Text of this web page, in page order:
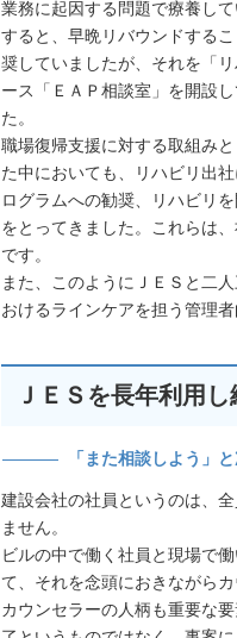
業務に起因する問題で療養し
すると、早晩リバウンドする
奨していましたが、それを「
ース「ＥＡＰ相談室」を開設
た。
職場復帰支援に対する取組み
た中においても、リハビリ出
ログラムへの勧奨、リハビリ
をとってきました。これらは
です。
また、このようにＪＥＳと二
おけるラインケアを担う管理
ＪＥＳを長年利用
「また相談しよう」
建設会社の社員というのは、
ません。
ビルの中で働く社員と現場で
て、それを念頭におきながら
カウンセラーの人柄も重要な